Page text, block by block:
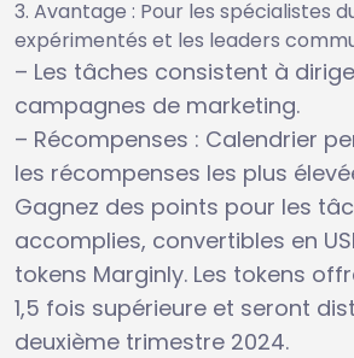
Avantage : Pour les spécialistes
expérimentés et les leaders
– Les tâches consistent à
campagnes de marketing.
– Récompenses : Calendrier
les récompenses les plus
Gagnez des points pour les
accomplies, convertibles en
tokens Marginly. Les tokens
1,5 fois supérieure et seront
deuxième trimestre 2024.